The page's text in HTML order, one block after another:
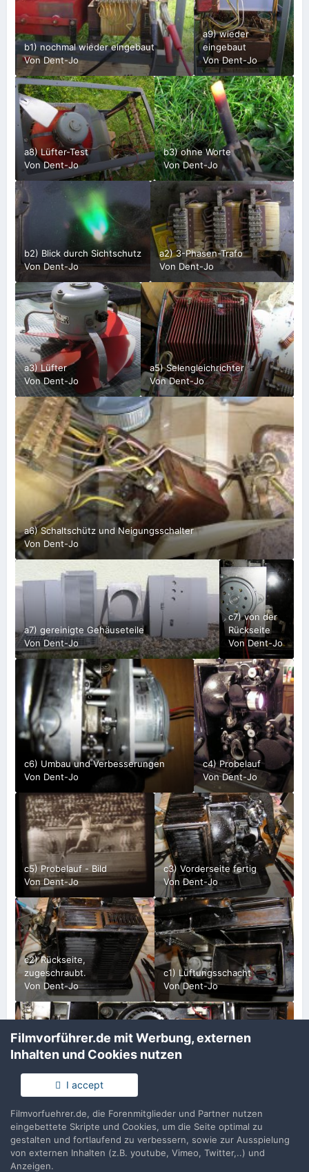
b1) nochmal wieder eingebaut
VonDent-Jo
a9) wieder
eingebaut
VonDent-Jo
a8) Lüfter-Test
VonDent-Jo
b3) ohne Worte
VonDent-Jo
b2) Blick durch Sichtschutz
VonDent-Jo
a2) 3-Phasen-Trafo
Von Dent-Jo
a3) Lüfter
VonDent-Jo
a5) Selengleichrichter
VonDent-Jo
a6) Schaltschütz und Neigungsschalter
Von Dent-Jo
a7) gereinigte Gehäuseteile
VonDent-Jo
c7) von der
Rückseite
VonDent-Jo
c6) Umbau und Verbesserungen
Von Dent-Jo
c4) Probelauf
VonDent-Jo
c5) Probelauf - Bild
VonDent-Jo
c3) Vorderseite fertig
VonDent-Jo
c2) Rückseite,
zugeschraubt.
Von Dent-Jo
c1) Lüftungsschacht
VonDent-Jo
angeschlossen
VonDent-Jo
VonDent-Jo
b6)
Filmvorführer.de mit Werbung, externen
Inhalten und Cookies nutzen
I accept
Filmvorfuehrer.de, die Forenmitglieder und Partner nutzen
eingebettete Skripte und Cookies, um die Seite optimal zu
gestalten und fortlaufend zu verbessern, sowie zur Ausspielung
von externen Inhalten (z.B. youtube, Vimeo, Twitter,..) und
Anzeigen.